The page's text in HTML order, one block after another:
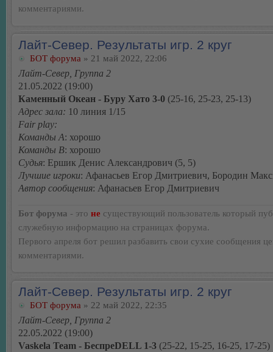
комментариями.
Лайт-Север. Результаты игр. 2 круг
БОТ форума » 21 май 2022, 22:06
Лайт-Север, Группа 2
21.05.2022 (19:00)
Каменный Океан - Буру Хато 3-0 (25-16, 25-23, 25-13)
Адрес зала: 10 линия 1/15
Fair play:
Команды А: хорошо
Команды В: хорошо
Судья: Ершик Денис Александрович (5, 5)
Лучшие игроки: Афанасьев Егор Дмитриевич, Бородин
Автор сообщения: Афанасьев Егор Дмитриевич
Бот форума - это не существующий пользователь который
служебную информацию на страницах форума.
Первого апреля бот решил разбавить свои сухие сообщения
комментариями.
Лайт-Север. Результаты игр. 2 круг
БОТ форума » 22 май 2022, 22:35
Лайт-Север, Группа 2
22.05.2022 (19:00)
Vaskela Team - БеспреDELL 1-3 (25-22, 15-25, 16-25, 17-25)